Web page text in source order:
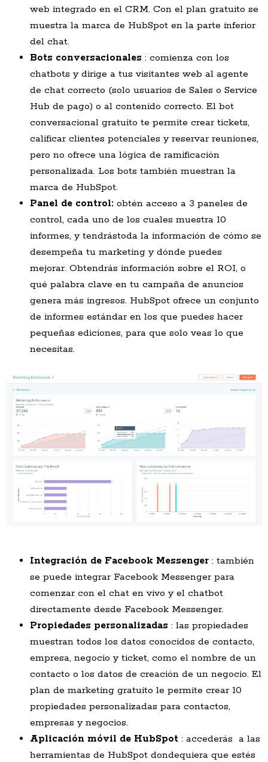
web integrado en el CRM. Con el plan gratuito se
muestra la marca de HubSpot en la parte inferior
del chat.
Bots conversacionales : comienza con los
chatbots y dirige a tus visitantes web al agente
de chat correcto (solo usuarios de Sales o Service
Hub de pago) o al contenido correcto. El bot
conversacional gratuito te permite crear tickets,
calificar clientes potenciales y reservar reuniones,
pero no ofrece una lógica de ramificación
personalizada. Los bots también muestran la
marca de HubSpot.
Panel de control: obtén acceso a 3 paneles de
control, cada uno de los cuales muestra 10
informes, y tendrástoda la información de cómo se
desempeña tu marketing y dónde puedes
mejorar. Obtendrás información sobre el ROI, o
qué palabra clave en tu campaña de anuncios
genera más ingresos. HubSpot ofrece un conjunto
de informes estándar en los que puedes hacer
pequeñas ediciones, para que solo veas lo que
necesitas.
Integración de Facebook Messenger : también
se puede integrar Facebook Messenger para
comenzar con el chat en vivo y el chatbot
directamente desde Facebook Messenger.
Propiedades personalizadas : las propiedades
muestran todos los datos conocidos de contacto,
empresa, negocio y ticket, como el nombre de un
contacto o los datos de creación de un negocio. El
plan de marketing gratuito le permite crear 10
propiedades personalizadas para contactos,
empresas y negocios.
Aplicación móvil de HubSpot : accederás a las
herramientas de HubSpot dondequiera que estés